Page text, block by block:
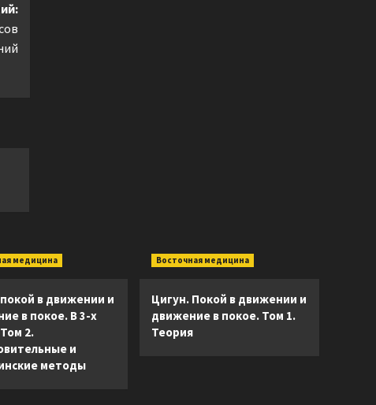
медицина
в движении и
в покое. В 3-х
2.
и
методы
Восточная медицина
Цигун. Покой в движении и
движение в покое. Том 1.
Теория